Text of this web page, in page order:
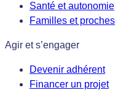
Santé et autonomie
Familles et proches
Agir et s’engager
Devenir adhérent
Financer un projet